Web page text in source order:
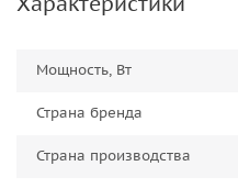
Мощность, Вт
Страна бренда
Страна производства